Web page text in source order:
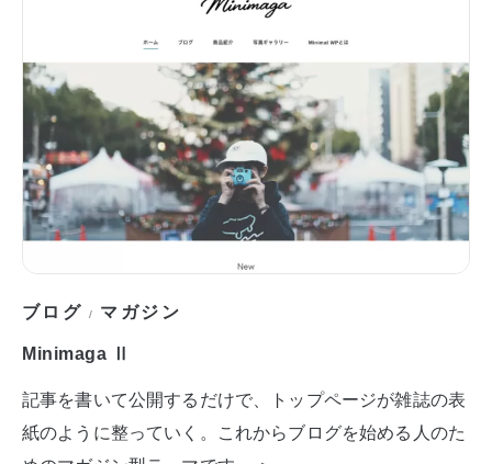
ブログ / マガジン
Minimaga Ⅱ
記事を書いて公開するだけで、トップページが雑誌の表
紙のように整っていく。これからブログを始める人のた